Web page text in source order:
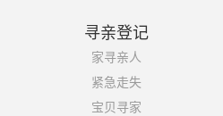
寻亲登记
家寻亲人
紧急走失
宝贝寻家